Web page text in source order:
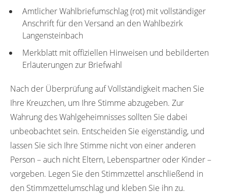
Amtlicher Wahlbriefumschlag (rot) mit vollständiger
Anschrift für den Versand an den Wahlbezirk
Langensteinbach
Merkblatt mit offiziellen Hinweisen und bebilderten
Erläuterungen zur Briefwahl
Nach der Überprüfung auf Vollständigkeit machen Sie
Ihre Kreuzchen, um Ihre Stimme abzugeben. Zur
Wahrung des Wahlgeheimnisses sollten Sie dabei
unbeobachtet sein. Entscheiden Sie eigenständig, und
lassen Sie sich Ihre Stimme nicht von einer anderen
Person – auch nicht Eltern, Lebenspartner oder Kinder –
vorgeben. Legen Sie den Stimmzettel anschließend in
den Stimmzettelumschlag und kleben Sie ihn zu.